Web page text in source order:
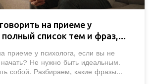
на приеме у
полный список тем и фраз,
приеме у психолога, если вы не
начать? Не нужно быть идеальным.
собой. Разбираем, какие фразы